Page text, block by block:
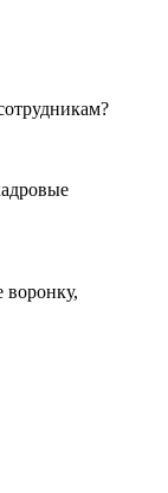
воронку,